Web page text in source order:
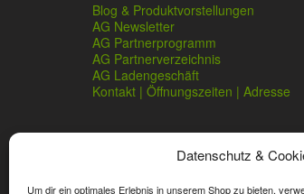
Datenschutz &
Um dir ein optimales Erlebnis in unserem Shop zu bieten,
Blog & Produktvorstellungen
AG Newsletter
AG Partnerprogramm
AG Partnerverzeichnis
AG Ladengeschäft
Kontakt | Öffnungszeiten | Adresse